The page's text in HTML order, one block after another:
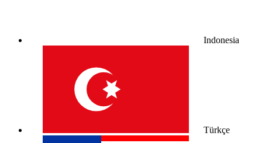
Indonesia
Türkçe